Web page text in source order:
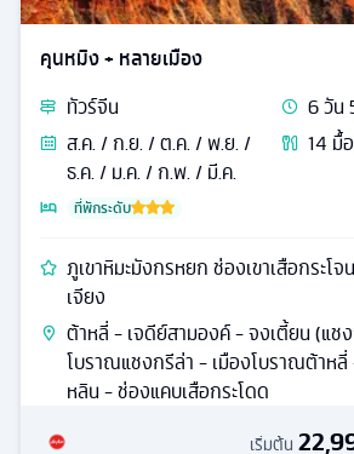
คุนหมิง + หลายเมือง
ทัวร์จีน 6วัน
ส.ค. / ก.ย. / ต.ค. / พ.ย. /
ธ.ค. / ม.ค. / ก.พ. / มี.ค.
14 มื้
ที่พักระดับ
ภูเขาหิมะมังกรหยก ช่องเขาเสือกระโ
เจียง
ต้าหลี่ - เจดีย์สามองค์ - จงเตี้ยน (แช
โบราณแชงกรีล่า - เมืองโบราณต้าหลี่
หลิน - ช่องแคบเสือกระโดด
เริ่มต้น